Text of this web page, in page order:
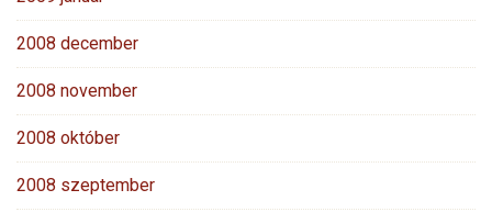
2008 december
2008 november
2008 október
2008 szeptember